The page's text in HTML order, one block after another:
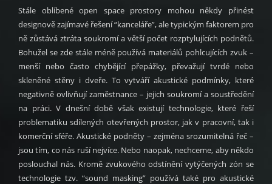
Stále oblíbené open space prostory mohou někdy přinést
designově zajímavé řešení “kanceláře”, ale typickým faktorem pro
ně zůstává ztráta soukromí a větší počet rozptylujících podnětů.
Bohužel se zde stále méně používá materiálů pohlcujících zvuk –
menší nebo často chybějící přepážky, převažují tvrdé nebo
skleněné stěny i dveře. To vytváří akustické podmínky, které
negativně ovlivňují zaměstnance – jejich soukromí a soustředění
na práci. V dnešní době však existují technologie, které řeší
problematiku sdílených otevřených prostor, jak v pracovní, tak i
komerční sféře. Akustické podněty – zejména srozumitelná řeč –
jsou tím, co nás ruší nejvíce. Nebo naopak, nechceme, aby někdo
poslouchal nás. Kromě zvukového odstínění vytýčených zón se
technologie tzv. “sound masking” používá také pro akustické